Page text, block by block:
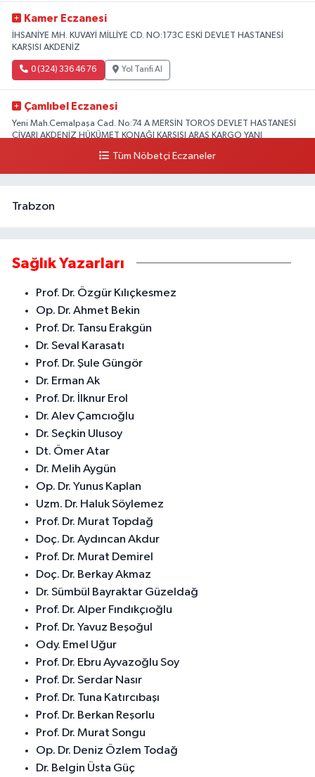
Kamer Eczanesi
İHSANİYE MH. KUVAYİ MİLLİYE CD. NO:173C ESKİ DEVLET HASTANESİ
KARŞISI AKDENİZ
0 (324) 336 46 76 Yol Tarifi Al
Çamlıbel Eczanesi
Yeni Mah.Cemalpaşa Cad. No:74 A MERSİN TOROS DEVLET HASTANESİ
CİVARI AKDENİZ HÜKÜMET KONAĞI KARŞISI ARAS KARGO YANI
Yol Tarifi Al
Tüm Nöbetçi Eczaneler
Trabzon
Sağlık Yazarları
Prof. Dr. Özgür Kılıçkesmez
Op. Dr. Ahmet Bekin
Prof. Dr. Tansu Erakgün
Dr. Seval Karasatı
Prof. Dr. Şule Güngör
Dr. Erman Ak
Prof. Dr. İlknur Erol
Dr. Alev Çamcıoğlu
Dr. Seçkin Ulusoy
Dt. Ömer Atar
Dr. Melih Aygün
Op. Dr. Yunus Kaplan
Uzm. Dr. Haluk Söylemez
Prof. Dr. Murat Topdağ
Doç. Dr. Aydıncan Akdur
Prof. Dr. Murat Demirel
Doç. Dr. Berkay Akmaz
Dr. Sümbül Bayraktar Güzeldağ
Prof. Dr. Alper Fındıkçıoğlu
Prof. Dr. Yavuz Beşoğul
Ody. Emel Uğur
Prof. Dr. Ebru Ayvazoğlu Soy
Prof. Dr. Serdar Nasır
Prof. Dr. Tuna Katırcıbaşı
Prof. Dr. Berkan Reşorlu
Prof. Dr. Murat Songu
Op. Dr. Deniz Özlem Todağ
Dr. Belgin Üsta Güç